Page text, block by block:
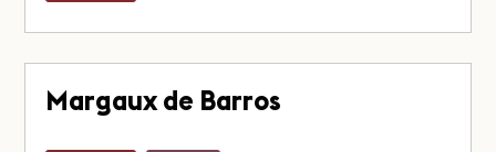
Margaux de Barros